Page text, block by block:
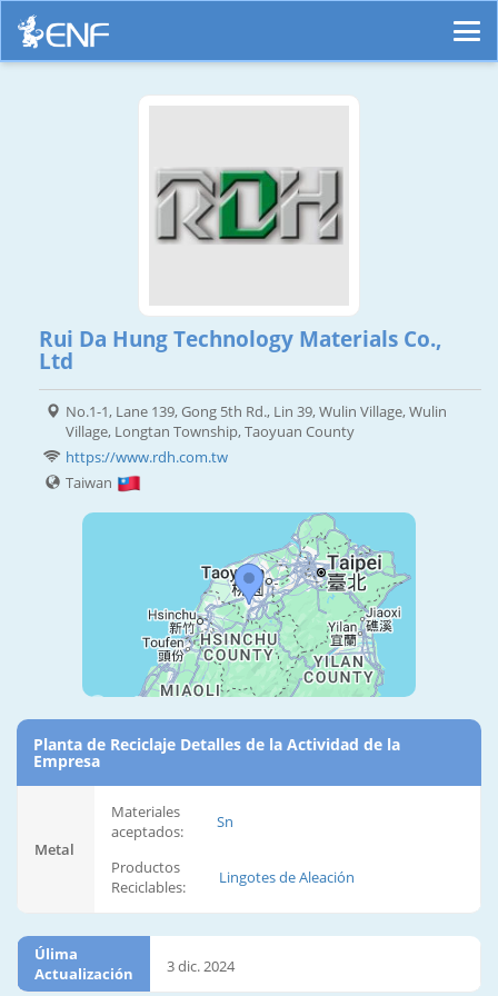
Rui Da Hung Technology Materials Co.,
Ltd
No.1-1, Lane 139, Gong 5th Rd., Lin 39, Wulin Village, Wulin
Village, Longtan Township, Taoyuan County
https://www.rdh.com.tw
Taiwan
Planta de Reciclaje Detalles de la Actividad de la
Empresa
Metal
Materiales
aceptados:
Sn
Productos
Reciclables:
Lingotes de Aleación
Úlima
Actualización
3 dic. 2024